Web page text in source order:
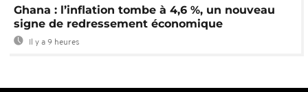
Ghana : l’inflation tombe à 4,6 %, un nouveau
signe de redressement économique
Il y a 9 heures